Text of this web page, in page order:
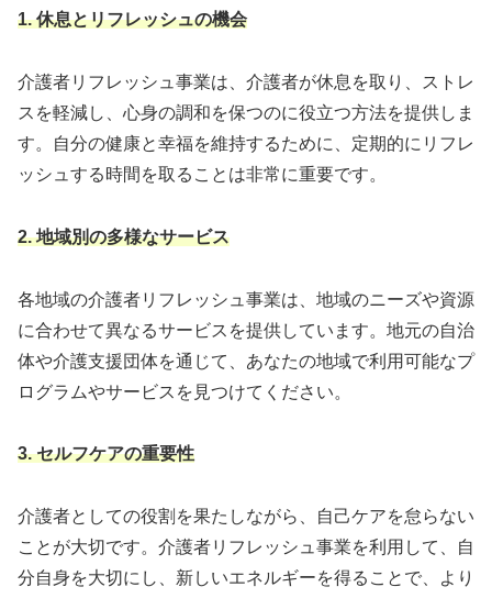
1. 休息とリフレッシュの機会
介護者リフレッシュ事業は、介護者が休息を取り、ストレ
スを軽減し、心身の調和を保つのに役立つ方法を提供しま
す。自分の健康と幸福を維持するために、定期的にリフレ
ッシュする時間を取ることは非常に重要です。
2. 地域別の多様なサービス
各地域の介護者リフレッシュ事業は、地域のニーズや資源
に合わせて異なるサービスを提供しています。地元の自治
体や介護支援団体を通じて、あなたの地域で利用可能なプ
ログラムやサービスを見つけてください。
3. セルフケアの重要性
介護者としての役割を果たしながら、自己ケアを怠らない
ことが大切です。介護者リフレッシュ事業を利用して、自
分自身を大切にし、新しいエネルギーを得ることで、より